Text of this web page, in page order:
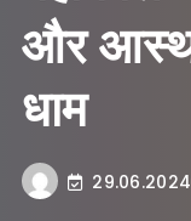
और
धाम
29.06.2024